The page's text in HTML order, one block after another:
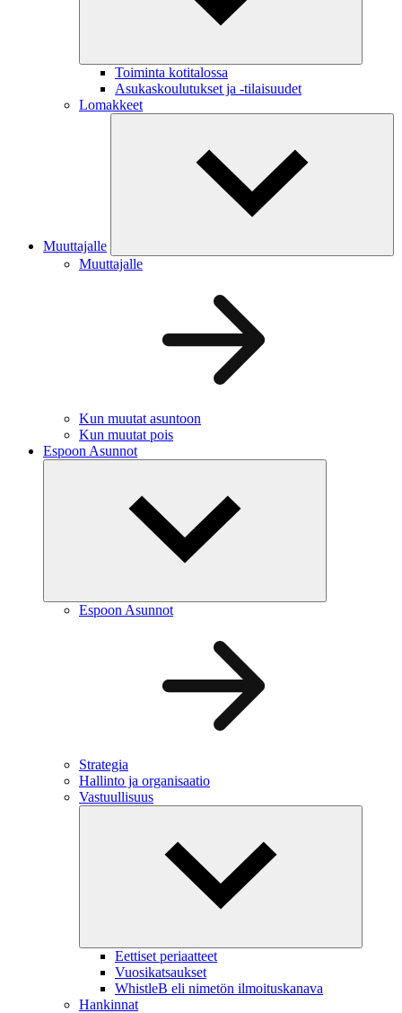
Toiminta kotitalossa
Asukaskoulutukset ja -tilaisuudet
Lomakkeet
Muuttajalle
Muuttajalle
Kun muutat asuntoon
Kun muutat pois
Espoon Asunnot
Espoon Asunnot
Strategia
Hallinto ja organisaatio
Vastuullisuus
Eettiset periaatteet
Vuosikatsaukset
WhistleB eli nimetön ilmoituskanava
Hankinnat